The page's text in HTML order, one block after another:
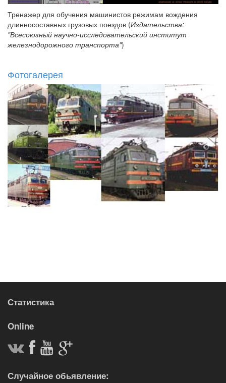
Тренажер для обучения машинистов режимам вождения
длинносоставных грузовых поездов (Издательства:
"Всесоюзный научно-исследовательский институт
железнодорожного транспорта")
Фотогалерея
Статистика
Online
Случайное обьявление: